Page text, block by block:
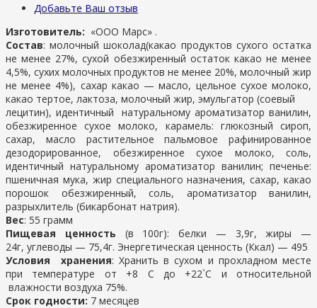
Добавьте Ваш отзыв
Изготовитель: «ООО Марс» .
Состав: молочный шоколад(какао продуктов сухого остатка
не менее 27%, сухой обезжиренный остаток какао не менее
4,5%, сухих молочных продуктов не менее 20%, молочный жир
не менее 4%), сахар какао — масло, цельное сухое молоко,
какао тертое, лактоза, молочный жир, эмульгатор (соевый
лецитин), идентичный натуральному ароматизатор ванилин,
обезжиренное сухое молоко, карамель: глюкозный сироп,
сахар, масло растительное пальмовое рафинированное
дезодорированное, обезжиренное сухое молоко, соль,
идентичный натуральному ароматизатор ванилин; печенье:
пшеничная мука, жир специального назначения, сахар, какао
порошок обезжиренный, соль, ароматизатор ванилин,
разрыхлитель (бикарбонат натрия).
Вес: 55 грамм
Пищевая ценность (в 100г): белки — 3,9г, жиры —
24г, углеводы — 75,4г. Энергетическая ценность (Ккал) — 495
Условия хранения: Хранить в сухом и прохладном месте
при температуре от +8 С до +22`С и относительной
влажности воздуха 75%.
Срок годности: 7 месяцев